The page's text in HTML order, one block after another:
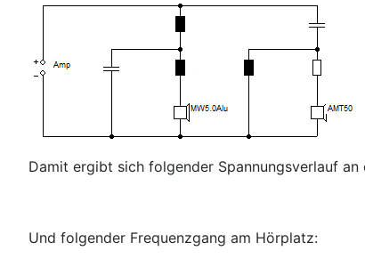
Damit ergibt sich folgender Spannungsverlauf an
Und folgender Frequenzgang am Hörplatz: